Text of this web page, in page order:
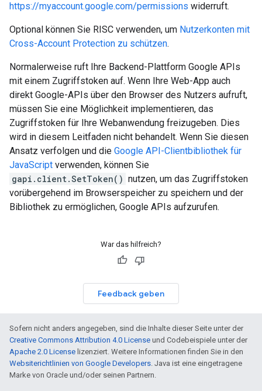
https://myaccount.google.com/permissions widerruft.
Optional können Sie RISC verwenden, um Nutzerkonten mit
Cross-Account Protection zu schützen.
Normalerweise ruft Ihre Backend-Plattform Google APIs
mit einem Zugriffstoken auf. Wenn Ihre Web-App auch
direkt Google-APIs über den Browser des Nutzers aufruft,
müssen Sie eine Möglichkeit implementieren, das
Zugriffstoken für Ihre Webanwendung freizugeben. Dies
wird in diesem Leitfaden nicht behandelt. Wenn Sie diesen
Ansatz verfolgen und die Google API-Clientbibliothek für
JavaScript verwenden, können Sie
gapi.client.SetToken() nutzen, um das Zugriffstoken
vorübergehend im Browserspeicher zu speichern und der
Bibliothek zu ermöglichen, Google APIs aufzurufen.
War das hilfreich?
Feedback geben
Sofern nicht anders angegeben, sind die Inhalte dieser Seite unter der
Creative Commons Attribution 4.0 License und Codebeispiele unter der
Apache 2.0 License lizenziert. Weitere Informationen finden Sie in den
Websiterichtlinien von Google Developers. Java ist eine eingetragene
Marke von Oracle und/oder seinen Partnern.